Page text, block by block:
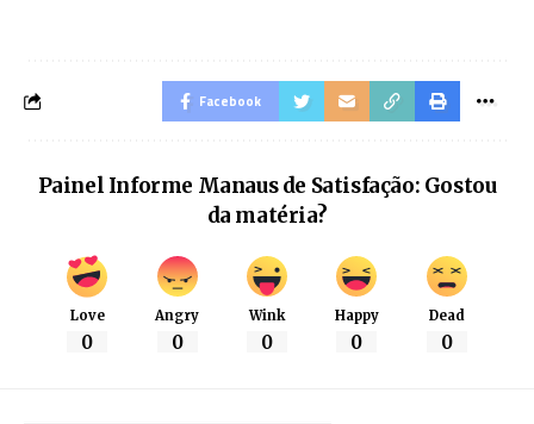
Facebook
Painel Informe Manaus de Satisfação: Gostou
da matéria?
Love
0
Angry
0
Wink
0
Happy
0
Dead
0